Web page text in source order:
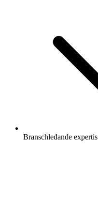
Branschledande expertis